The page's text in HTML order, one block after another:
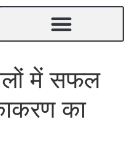
में सफल
का